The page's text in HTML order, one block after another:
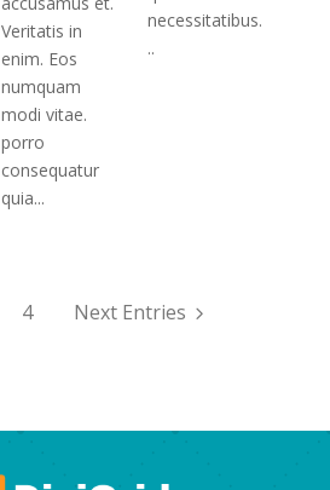
Veritatis in
enim. Eos
numquam
modi vitae.
porro
consequatur
quia...
necessitatibus.
..
4 Next Entries